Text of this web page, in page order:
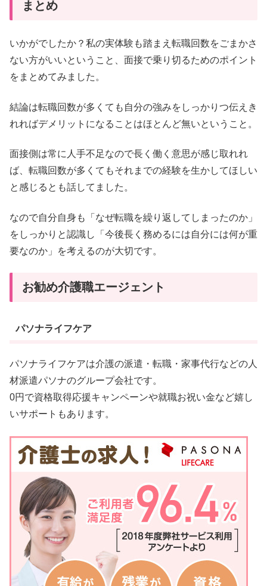
まとめ
いかがでしたか？私の実体験も踏まえ転職回数をごまかさ
ない方がいいということ、面接で乗り切るためのポイント
をまとめてみました。
結論は転職回数が多くても自分の強みをしっかりつ伝えき
れればデメリットになることはほとんど無いということ。
面接側は常に人手不足なので長く働く意思が感じ取れれ
ば、転職回数が多くてもそれまでの経験を生かしてほしい
と感じるとも話してました。
なので自分自身も「なぜ転職を繰り返してしまったのか」
をしっかりと認識し「今後長く務めるには自分には何が重
要なのか」を考えるのが大切です。
お勧め介護職エージェント
パソナライフケア
パソナライフケアは介護の派遣・転職・家事代行などの人
材派遣パソナのグループ会社です。
0円で資格取得応援キャンペーンや就職お祝い金など嬉し
いサポートもあります。